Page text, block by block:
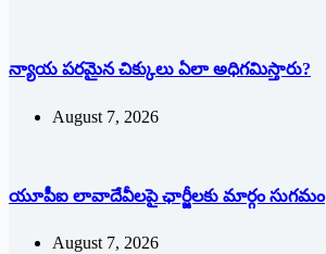
న్యాయ పరమైన చిక్కులు ఏలా అధిగమిస్తారు?
August 7, 2026
యూపీఐ లావాదేవీలపై ఛార్జీలకు మార్గం సుగమం
August 7, 2026